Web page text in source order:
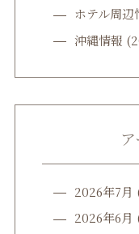
ホテル周辺
沖縄情報
2026年7月
2026年6月